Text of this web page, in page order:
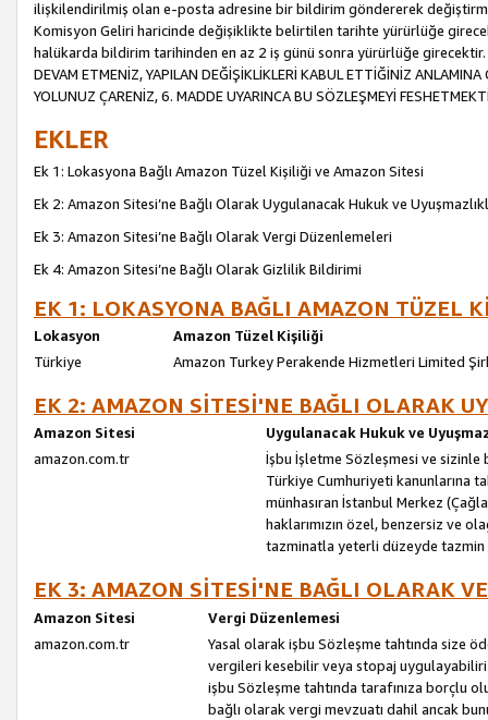
ilişkilendirilmiş olan e-posta adresine bir bildirim göndererek
Komisyon Geliri haricinde değişiklikte belirtilen tarihte yürürlüğe
halükarda bildirim tarihinden en az 2 iş günü sonra yürürlüğe girecektir.
DEVAM ETMENİZ, YAPILAN DEĞİŞİKLİKLERİ KABUL ETTİĞİNİZ
YOLUNUZ ÇARENİZ, 6. MADDE UYARINCA BU SÖZLEŞMEYİ
EKLER
Ek 1: Lokasyona Bağlı Amazon Tüzel Kişiliği ve Amazon Sitesi
Ek 2: Amazon Sitesi’ne Bağlı Olarak Uygulanacak Hukuk ve
Ek 3: Amazon Sitesi’ne Bağlı Olarak Vergi Düzenlemeleri
Ek 4: Amazon Sitesi’ne Bağlı Olarak Gizlilik Bildirimi
EK 1: LOKASYONA BAĞLI AMAZON TÜZEL
Lokasyon
Amazon Tüzel Kişiliği
Türkiye
Amazon Turkey Perakende Hizmetleri Limited
EK 2: AMAZON SİTESİ'NE BAĞLI OLARAK
Amazon Sitesi
Uygulanacak Hukuk ve
amazon.com.tr
İşbu İşletme Sözleşmesi ve sizinle
Türkiye Cumhuriyeti kanunlarına
münhasıran İstanbul Merkez
haklarımızın özel, benzersiz ve
tazminatla yeterli düzeyde
EK 3: AMAZON SİTESİ'NE BAĞLI OLARAK
Amazon Sitesi
Vergi Düzenlemesi
amazon.com.tr
Yasal olarak işbu Sözleşme tahtında size
vergileri kesebilir veya stopaj
işbu Sözleşme tahtında tarafınıza borçlu
bağlı olarak vergi mevzuatı dahil ancak